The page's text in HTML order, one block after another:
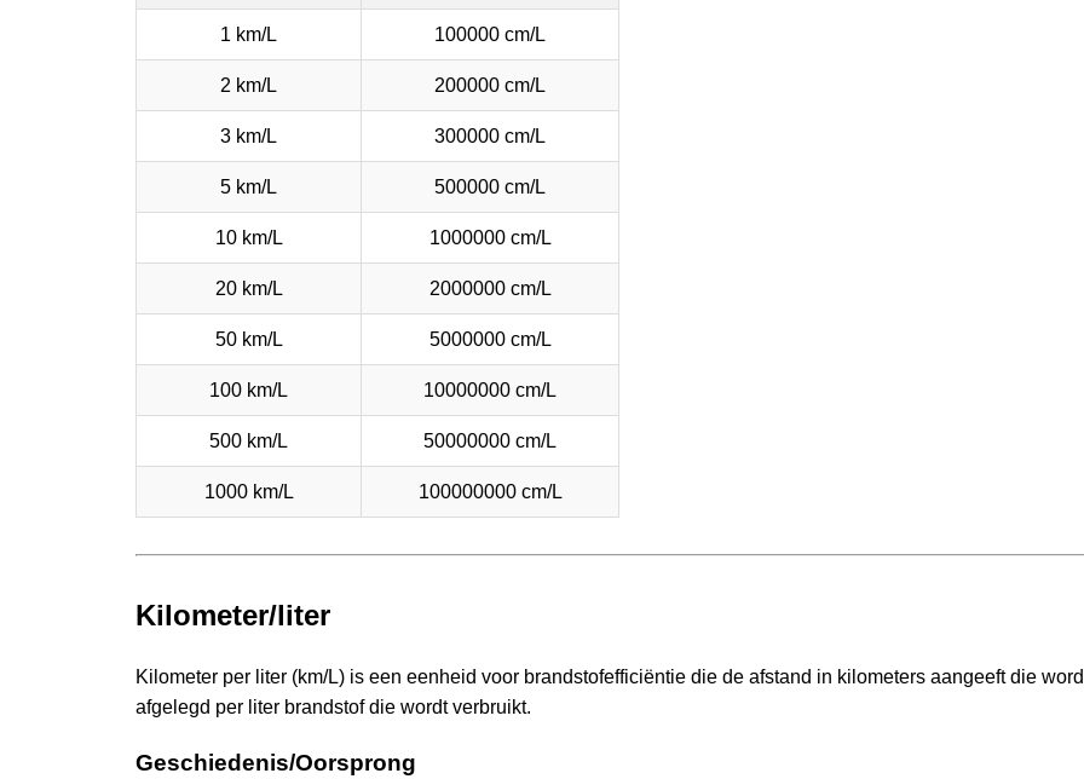
1 km/L 100000 cm/L
2 km/L 200000 cm/L
3 km/L 300000 cm/L
5 km/L 500000 cm/L
10 km/L 1000000 cm/L
20 km/L 2000000 cm/L
50 km/L 5000000 cm/L
100 km/L 10000000 cm/L
500 km/L 50000000 cm/L
1000 km/L 100000000 cm/L
Kilometer/liter
Kilometer per liter (km/L) is een eenheid voor brandstofefficiëntie die de afstand in kilometers aangeeft die
afgelegd per liter brandstof die wordt verbruikt.
Geschiedenis/Oorsprong